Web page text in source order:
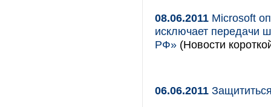
08.06.2011 Microsoft
исключает передачи
РФ» (Новости
06.06.2011